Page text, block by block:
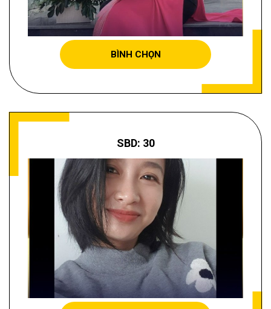
NGUYỄN THỊ BẢO YẾN
BÌNH CHỌN
SBD: 30
ĐINH VŨ PHƯƠNG THÙY